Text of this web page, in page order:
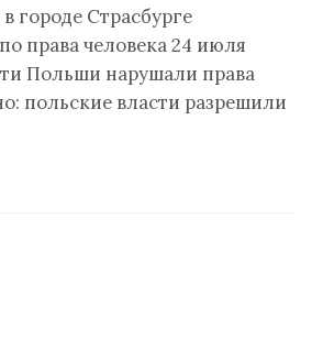
городе Страсбурге
права человека 24 июля
Польши нарушали права
польские власти разрешили